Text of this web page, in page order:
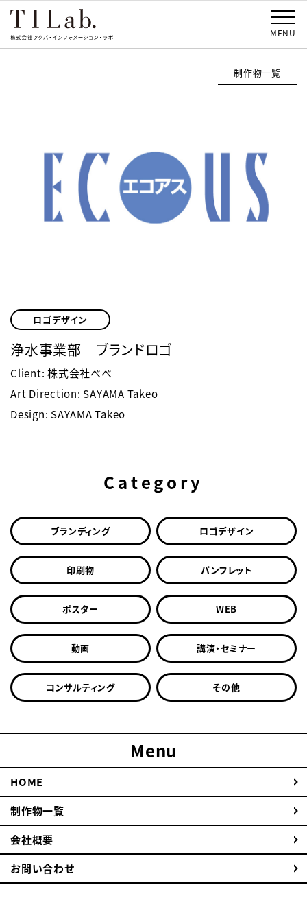
MENU
ロゴデザイン
浄水事業部 ブランドロゴ
Client: 株式会社べべ
Art Direction: SAYAMA Takeo
Design: SAYAMA Takeo
制作物一覧
Category
ブランディング ロゴデザイン
印刷物 パンフレット
ポスター WEB
動画 講演・セミナー
コンサルティング その他
Menu
HOME
制作物一覧
会社概要
お問い合わせ